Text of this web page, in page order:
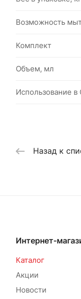
Возможность
Комплект
Объем, мл
Использование
Назад к
Интернет-
Каталог
Акции
Новости